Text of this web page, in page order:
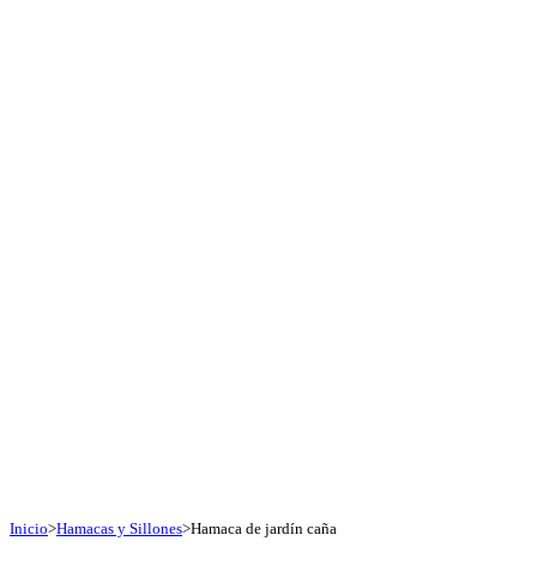
Inicio>Hamacas y Sillones>Hamaca de jardín caña